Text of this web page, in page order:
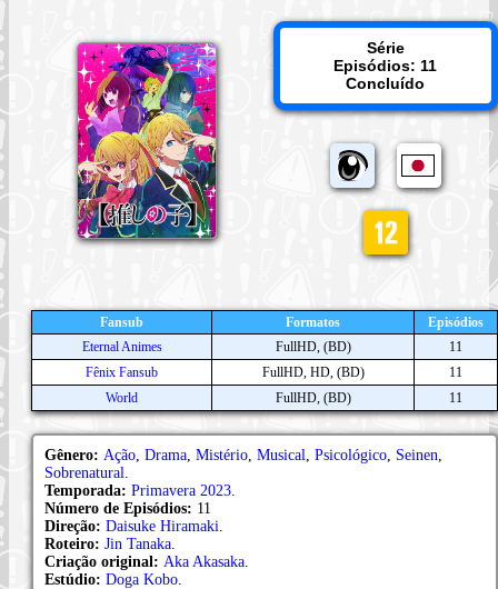
Série
Episódios: 11
Concluído
Fansub Formatos
Episódios
Eternal Animes
FullHD, (BD)
11
Fênix Fansub
FullHD, HD, (BD)
11
World
FullHD, (BD) 11
Gênero: Ação Drama Mistério Musical Psicológico Seinen
Sobrenatural
Temporada: Primavera 2023
Número de Episódios: 11
Direção: Daisuke Hiramaki
Roteiro: Jin Tanaka
Criação original: Aka Akasaka
Estúdio: Doga Kobo